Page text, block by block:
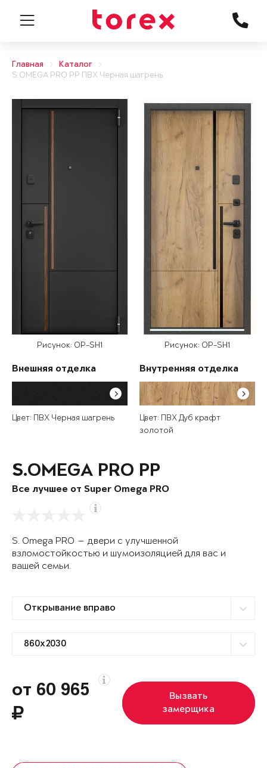
Главная
Каталог
S.OMEGA PRO PP ПВХ Черная шагрень
Рисунок: OP-SH1
Внешняя отделка
Цвет: ПВХ Черная шагрень
Рисунок: OP-SH1
Внутренняя отделка
Цвет: ПВХ Дуб крафт
золотой
S.OMEGA PRO PP
Все лучшее от Super Omega PRO
S. Omega PRO — двери с улучшенной
взломостойкостью и шумоизоляцией для вас и
вашей семьи.
от 60 965
Вызвать
замерщика